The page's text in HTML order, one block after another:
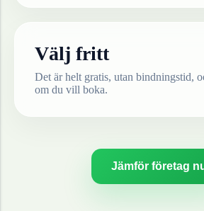
Välj fritt
Det är helt gratis, utan bindningstid,
om du vill boka.
Jämför företag